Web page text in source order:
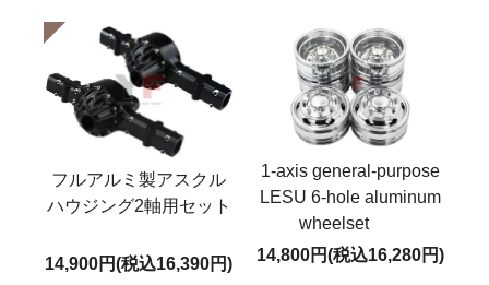
フルアルミ製アスクル
ハウジング2軸用セット
14,900円(税込16,390円)
1-axis general-purpose
LESU 6-hole aluminum
wheelset
14,800円(税込16,280円)